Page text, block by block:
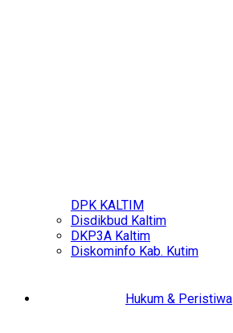
DPK KALTIM
Disdikbud Kaltim
DKP3A Kaltim
Diskominfo Kab. Kutim
Hukum & Peristiwa